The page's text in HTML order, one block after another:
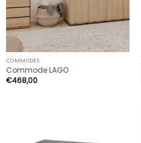
COMMODES
Commode LAGO
€468,00